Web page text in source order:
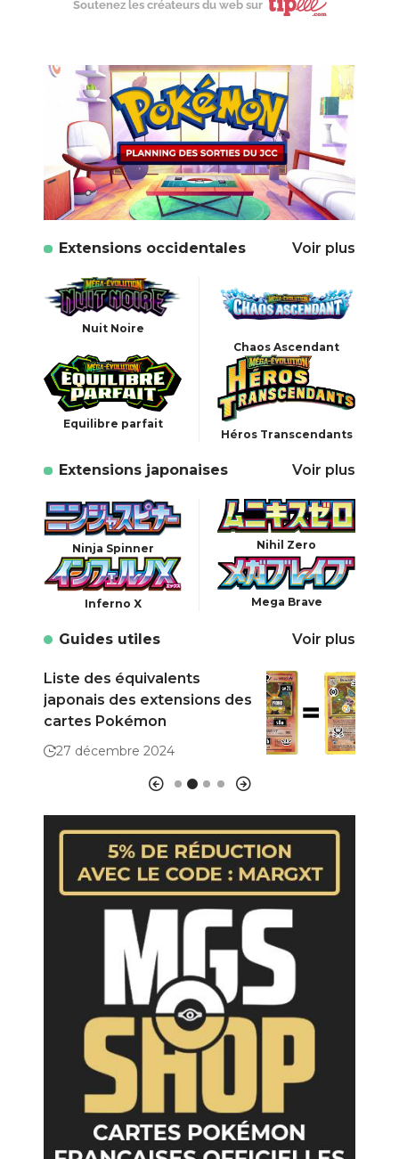
Soutenez les créateurs du web sur
Extensions occidentales Voir plus
Nuit Noire
Chaos Ascendant
Equilibre parfait
Héros Transcendants
Extensions japonaises Voir plus
Ninja Spinner Nihil Zero
Inferno X Mega Brave
Guides utiles Voir plus
Liste des équivalents
japonais des extensions des
cartes Pokémon
27 décembre 2024